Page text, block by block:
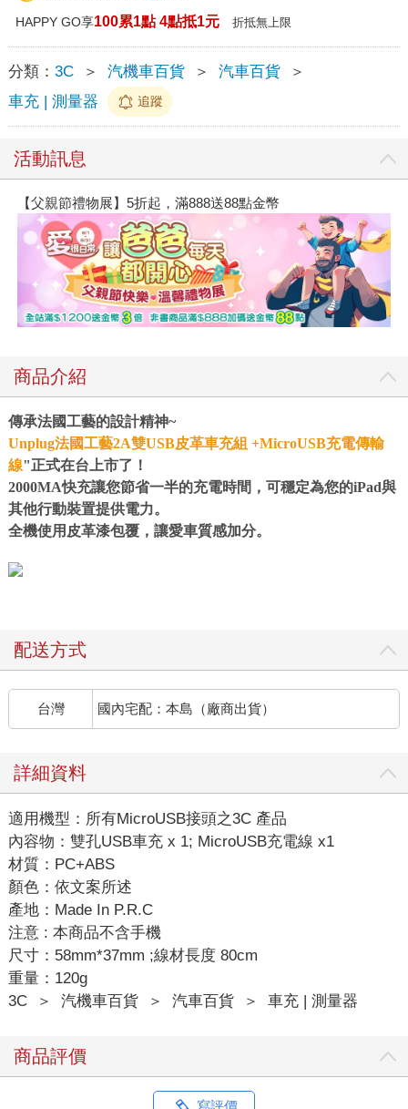
HAPPY GO享100累1點 4點抵1元 折抵無上限
分類： 3C ＞ 汽機車百貨 ＞ 汽車百貨
＞
車充 | 測量器
追蹤
活動訊息
【父親節禮物展】5折起，滿888送88點金幣
商品介紹
傳承法國工藝的設計精神~
Unplug法國工藝2A雙USB皮革車充組 +MicroUSB充電傳輸
線"正式在台上市了！
2000MA快充讓您節省一半的充電時間，可穩定為您的iPad與
其他行動裝置提供電力。
全機使用皮革漆包覆，讓愛車質感加分。
配送方式
台灣 國內宅配：本島（廠商出貨）
詳細資料
適用機型：所有MicroUSB接頭之3C 產品
內容物：雙孔USB車充 x 1; MicroUSB充電線 x1
材質：PC+ABS
顏色：依文案所述
產地：Made In P.R.C
注意 : 本商品不含手機
尺寸：58mm*37mm ;線材長度 80cm
重量：120g
3C
＞ 汽機車百貨 ＞ 汽車百貨 ＞ 車充 | 測量器
商品評價
寫評價